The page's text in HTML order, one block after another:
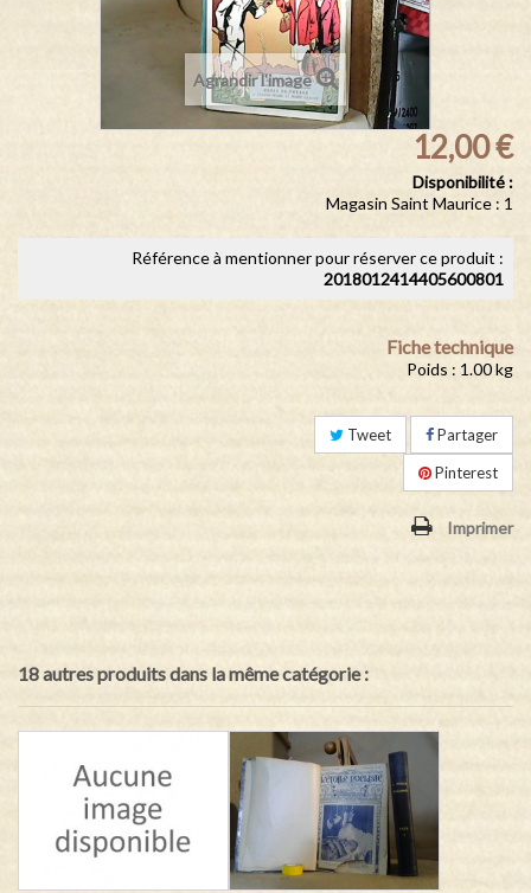
Agrandir l'image
12,00 €
Disponibilité :
Magasin Saint Maurice : 1
Référence à mentionner pour réserver ce produit :
2018012414405600801
Fiche technique
Poids : 1.00 kg
Tweet
Partager
Pinterest
Imprimer
18 autres produits dans la même catégorie :